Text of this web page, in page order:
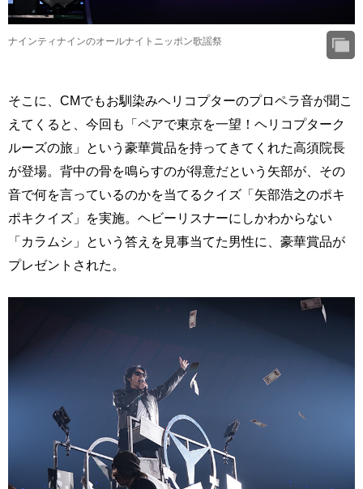
ナインティナインのオールナイトニッポン歌謡祭
そこに、CMでもお馴染みヘリコプターのプロペラ音が聞こ
えてくると、今回も「ペアで東京を一望！ヘリコプターク
ルーズの旅」という豪華賞品を持ってきてくれた高須院長
が登場。背中の骨を鳴らすのが得意だという矢部が、その
音で何を言っているのかを当てるクイズ「矢部浩之のポキ
ポキクイズ」を実施。ヘビーリスナーにしかわからない
「カラムシ」という答えを見事当てた男性に、豪華賞品が
プレゼントされた。